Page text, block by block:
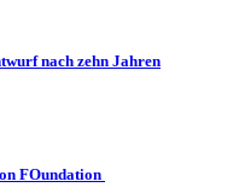
nach zehn Jahren
FOundation